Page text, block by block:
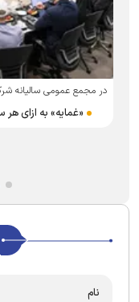
در مجمع عمومی سالیانه
«غمایه» به ازای هر سهم ۱۱۶۶ ریال سود نقدی